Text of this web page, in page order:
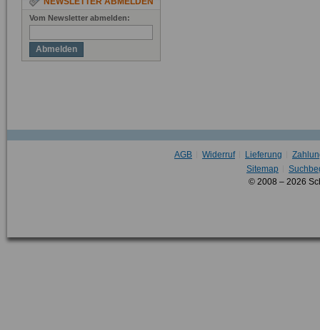
Vom Newsletter abmelden:
Abmelden
AGB Widerruf Lieferung
Sitemap
© 2008 – 2026